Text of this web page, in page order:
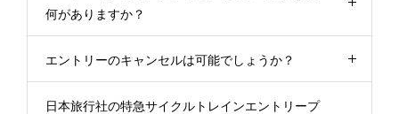
何がありますか？
エントリーのキャンセルは可能でしょうか？
日本旅行社の特急サイクルトレインエントリープ